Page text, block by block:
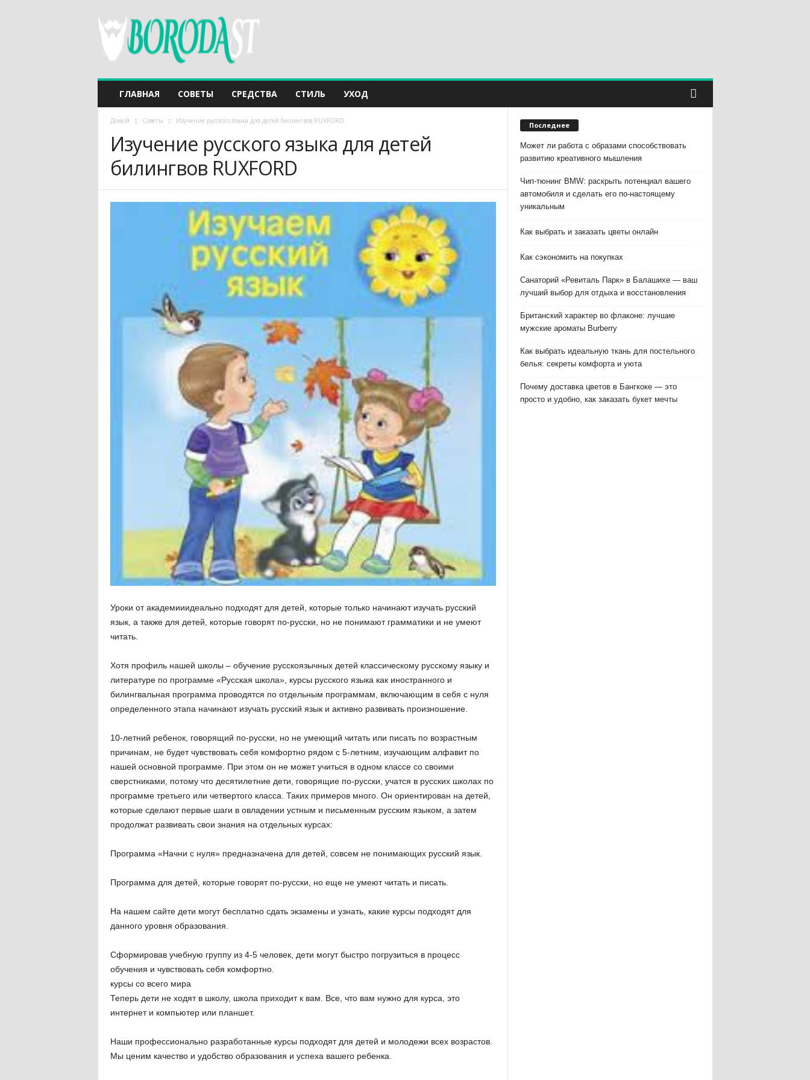
ГЛАВНАЯ СОВЕТЫ СРЕДСТВА СТИЛЬ УХОД
Домой Советы Изучение русского языка для детей билингвов RUXFORD
Изучение русского языка для детей
билингвов RUXFORD
Уроки от академииидеально подходят для детей, которые только начинают изучать русский
язык, а также для детей, которые говорят по-русски, но не понимают грамматики и не умеют
читать.
Хотя профиль нашей школы – обучение русскоязычных детей классическому русскому языку и
литературе по программе «Русская школа», курсы русского языка как иностранного и
билингвальная программа проводятся по отдельным программам, включающим в себя с нуля
определенного этапа начинают изучать русский язык и активно развивать произношение.
10-летний ребенок, говорящий по-русски, но не умеющий читать или писать по возрастным
причинам, не будет чувствовать себя комфортно рядом с 5-летним, изучающим алфавит по
нашей основной программе. При этом он не может учиться в одном классе со своими
сверстниками, потому что десятилетние дети, говорящие по-русски, учатся в русских школах по
программе третьего или четвертого класса. Таких примеров много. Он ориентирован на детей,
которые сделают первые шаги в овладении устным и письменным русским языком, а затем
продолжат развивать свои знания на отдельных курсах:
Программа «Начни с нуля» предназначена для детей, совсем не понимающих русский язык.
Программа для детей, которые говорят по-русски, но еще не умеют читать и писать.
На нашем сайте дети могут бесплатно сдать экзамены и узнать, какие курсы подходят для
данного уровня образования.
Сформировав учебную группу из 4-5 человек, дети могут быстро погрузиться в процесс
обучения и чувствовать себя комфортно.
курсы со всего мира
Теперь дети не ходят в школу, школа приходит к вам. Все, что вам нужно для курса, это
интернет и компьютер или планшет.
Наши профессионально разработанные курсы подходят для детей и молодежи всех возрастов.
Мы ценим качество и удобство образования и успеха вашего ребенка.
Последнее
Может ли работа с образами способствовать
развитию креативного мышления
Чип-тюнинг BMW: раскрыть потенциал вашего
автомобиля и сделать его по-настоящему
уникальным
Как выбрать и заказать цветы онлайн
Как сэкономить на покупках
Санаторий «Ревиталь Парк» в Балашихе — ваш
лучший выбор для отдыха и восстановления
Британский характер во флаконе: лучшие
мужские ароматы Burberry
Как выбрать идеальную ткань для постельного
белья: секреты комфорта и уюта
Почему доставка цветов в Бангкоке — это
просто и удобно, как заказать букет мечты